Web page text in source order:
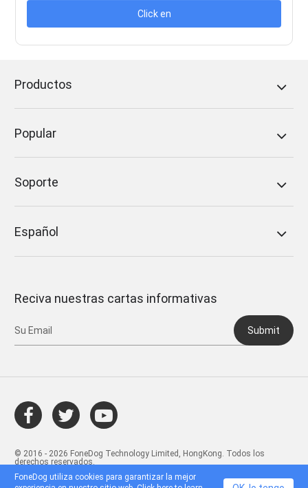
Click en
Productos
Popular
Soporte
Español
Reciva nuestras cartas informativas
Submit
© 2016 - 2026 FoneDog Technology Limited, HongKong. Todos los
derechos reservados.
FoneDog utiliza cookies para garantizar la mejor